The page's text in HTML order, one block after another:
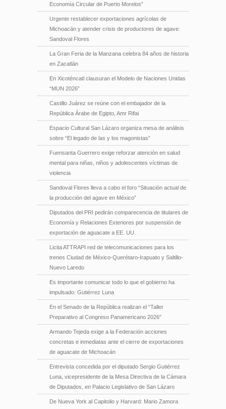
Economía Circular de Puerto Morelos”
Urgente restablecer exportaciones agrícolas de
Michoacán y atender crisis de productores de agave:
Sandoval Flores
La Gran Feria de la Manzana celebra 84 años de historia
en Zacatlán
En Xicoténcatl clausuran el Modelo de Naciones Unidas
“MUN 2026”
Castillo Juárez se reúne con el embajador de la
República Árabe de Egipto, Amr Rifai
Espacio Cultural San Lázaro organiza mesa de análisis
sobre “El legado de las y los magonistas”
Fuensanta Guerrero exige reforzar atención en salud
mental para niñas, niños y adolescentes víctimas de
violencia
Sandoval Flores lleva a cabo el foro “Situación actual de
la producción del agave en México”
Diputados del PRI pedirán comparecencia de titulares de
Economía y Relaciones Exteriores por suspensión de
exportación de aguacate a EE. UU.
Licita ATTRAPI red de telecomunicaciones para los
trenes Ciudad de México-Querétaro-Irapuato y Saltillo-
Nuevo Laredo
Es importante comunicar todo lo que el gobierno ha
impulsado: Gutiérrez Luna
En el Senado de la República realizan el “Taller
Preparativo al Congreso Panamericano 2026”
Armando Tejeda exige a la Federación acciones
concretas e inmediatas ante el cierre de exportaciones
de aguacate de Michoacán
Entrevista concedida por el diputado Sergio Gutiérrez
Luna, vicepresidente de la Mesa Directiva de la Cámara
de Diputados, en Palacio Legislativo de San Lázaro
De Nueva York al Capitolio y Harvard: Mario Zamora